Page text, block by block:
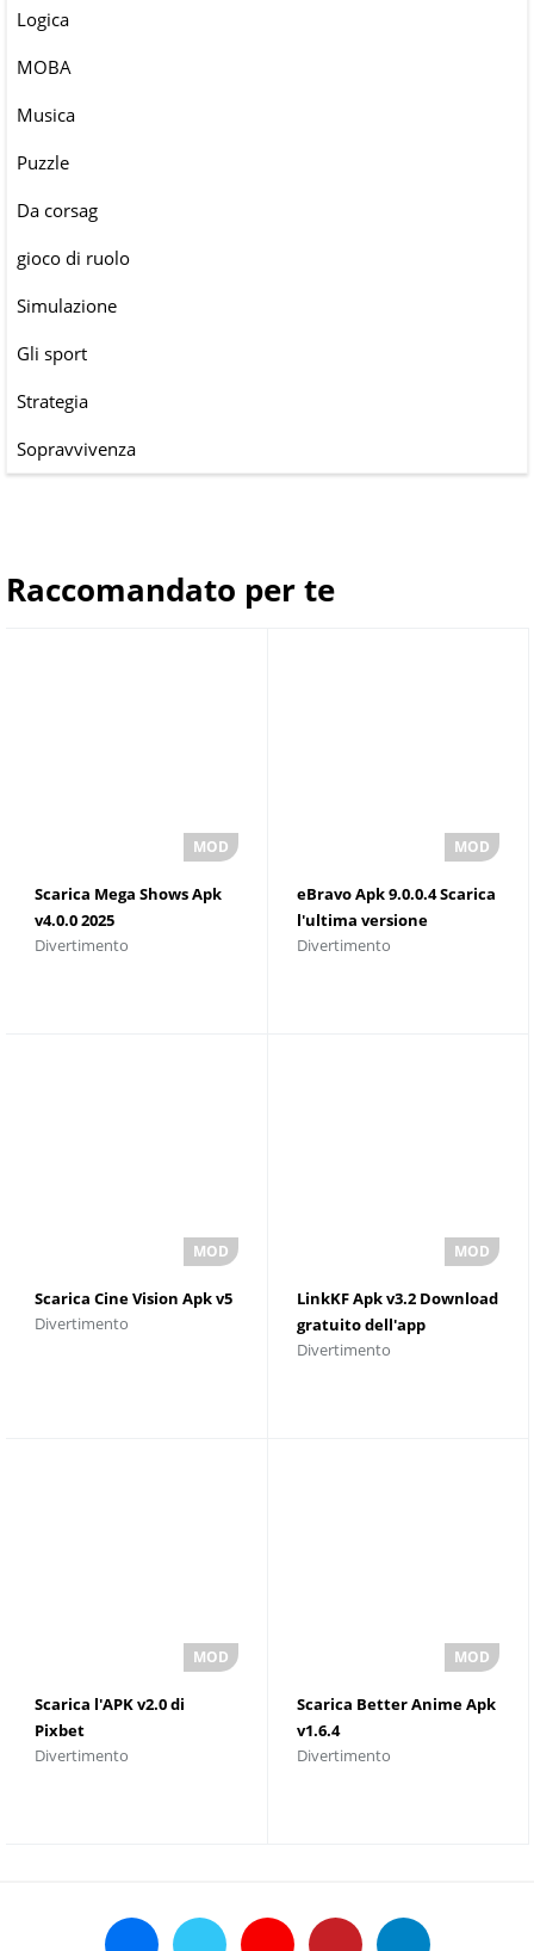
Logica
MOBA
Musica
Puzzle
Da corsag
gioco di ruolo
Simulazione
Gli sport
Strategia
Sopravvivenza
Raccomandato per te
Scarica Mega Shows Apk
v4.0.0 2025
Divertimento
eBravo Apk 9.0.0.4 Scarica
l'ultima versione
Divertimento
Scarica Cine Vision Apk v5
Divertimento
LinkKF Apk v3.2 Download
gratuito dell'app
Divertimento
Scarica l'APK v2.0 di
Pixbet
Divertimento
Scarica Better Anime Apk
v1.6.4
Divertimento